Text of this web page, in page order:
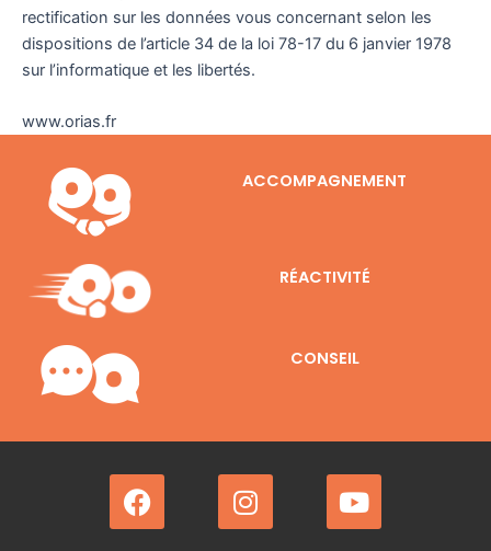
rectification sur les données vous concernant selon les
dispositions de l’article 34 de la loi 78-17 du 6 janvier 1978
sur l’informatique et les libertés.
www.orias.fr
ACCOMPAGNEMENT
RÉACTIVITÉ
CONSEIL
F
a
I
n
Y
o